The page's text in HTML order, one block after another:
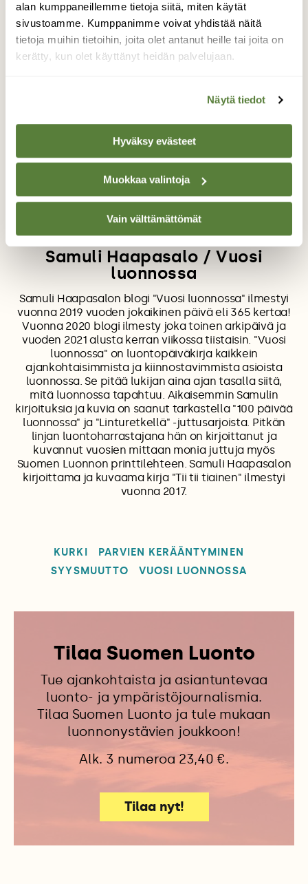
alan kumppaneillemme tietoja siitä, miten käytät
sivustoamme. Kumppanimme voivat yhdistää näitä
tietoja muihin tietoihin, joita olet antanut heille tai joita on
kerätty, kun olet käyttänyt heidän palvelujaan.
Näytä tiedot
Hyväksy evästeet
Muokkaa valintoja
Vain välttämättömät
Erityisesti ensimmäisten parvien saapuessa
aamulla kohti lintutornia kannattaa olla hiljaa ja
huomaamattomasti paikallaan. Muut jo
aivan saman reitin, minkä ensimmäinenkin.
Teksti
Samuli Haapasalo / Vuosi
luonnossa
Samuli Haapasalon blogi "Vuosi luonnossa" ilmestyi
vuonna 2019 vuoden jokaikinen päivä eli 365 kertaa!
Vuonna 2020 blogi ilmesty joka toinen arkipäivä ja
vuoden 2021 alusta kerran viikossa tiistaisin. "Vuosi
luonnossa" on luontopäiväkirja kaikkein
ajankohtaisimmista ja kiinnostavimmista asioista
luonnossa. Se pitää lukijan aina ajan tasalla siitä,
mitä luonnossa tapahtuu. Aikaisemmin Samulin
kirjoituksia ja kuvia on saanut tarkastella "100 päivää
luonnossa" ja "Linturetkellä" -juttusarjoista. Pitkän
linjan luontoharrastajana hän on kirjoittanut ja
kuvannut vuosien mittaan monia juttuja myös
Suomen Luonnon printtilehteen. Samuli Haapasalon
kirjoittama ja kuvaama kirja "Tii tii tiainen" ilmestyi
vuonna 2017.
KURKI
PARVIEN KERÄÄNTYMINEN
SYYSMUUTTO
VUOSI LUONNOSSA
Tilaa Suomen Luonto
Tue ajankohtaista ja asiantuntevaa
luonto- ja ympäristöjournalismia.
Tilaa Suomen Luonto ja tule mukaan
luonnonystävien joukkoon!
Alk. 3 numeroa 23,40 €.
Tilaa nyt!